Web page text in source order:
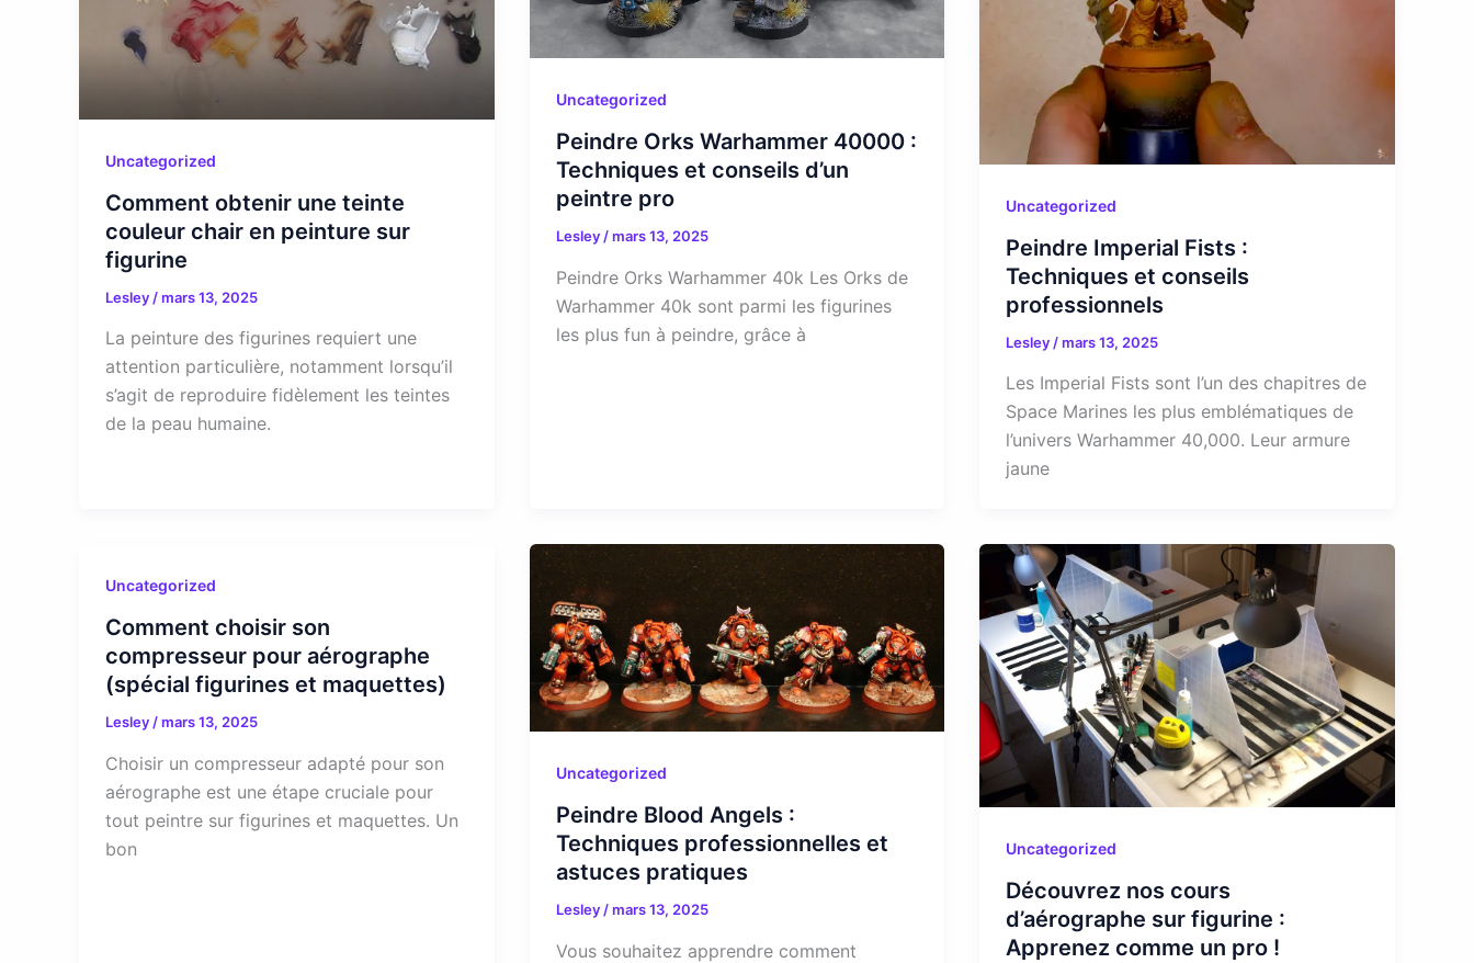
Uncategorized
Comment obtenir une teinte
couleur chair en peinture sur
figurine
Lesley /mars 13, 2025
La peinture des figurines requiert une
attention particulière, notamment lorsqu’il
s’agit de reproduire fidèlement les teintes
de la peau humaine.
Uncategorized
Peindre Orks Warhammer 40000 :
Techniques et conseils d’un
peintre pro
Lesley /mars 13, 2025
Peindre Orks Warhammer 40k Les Orks de
Warhammer 40k sont parmi les figurines
les plus fun à peindre, grâce à
Uncategorized
Peindre Imperial Fists :
Techniques et conseils
professionnels
Lesley /mars 13, 2025
Les Imperial Fists sont l’un des chapitres de
Space Marines les plus emblématiques de
l’univers Warhammer 40,000. Leur armure
jaune
Uncategorized
Comment choisir son
compresseur pour aérographe
(spécial figurines et maquettes)
Lesley/mars 13, 2025
Choisir un compresseur adapté pour son
aérographe est une étape cruciale pour
tout peintre sur figurines et maquettes. Un
bon
Uncategorized
Peindre Blood Angels :
Techniques professionnelles et
astuces pratiques
Lesley /mars 13, 2025
Vous souhaitez apprendre comment
Uncategorized
Découvrez nos cours
d’aérographe sur figurine :
Apprenez comme un pro !